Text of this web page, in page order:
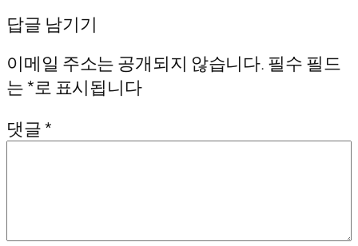
답글 남기기
이메일 주소는 공개되지 않습니다. 필수 필드
는*로 표시됩니다
댓글*